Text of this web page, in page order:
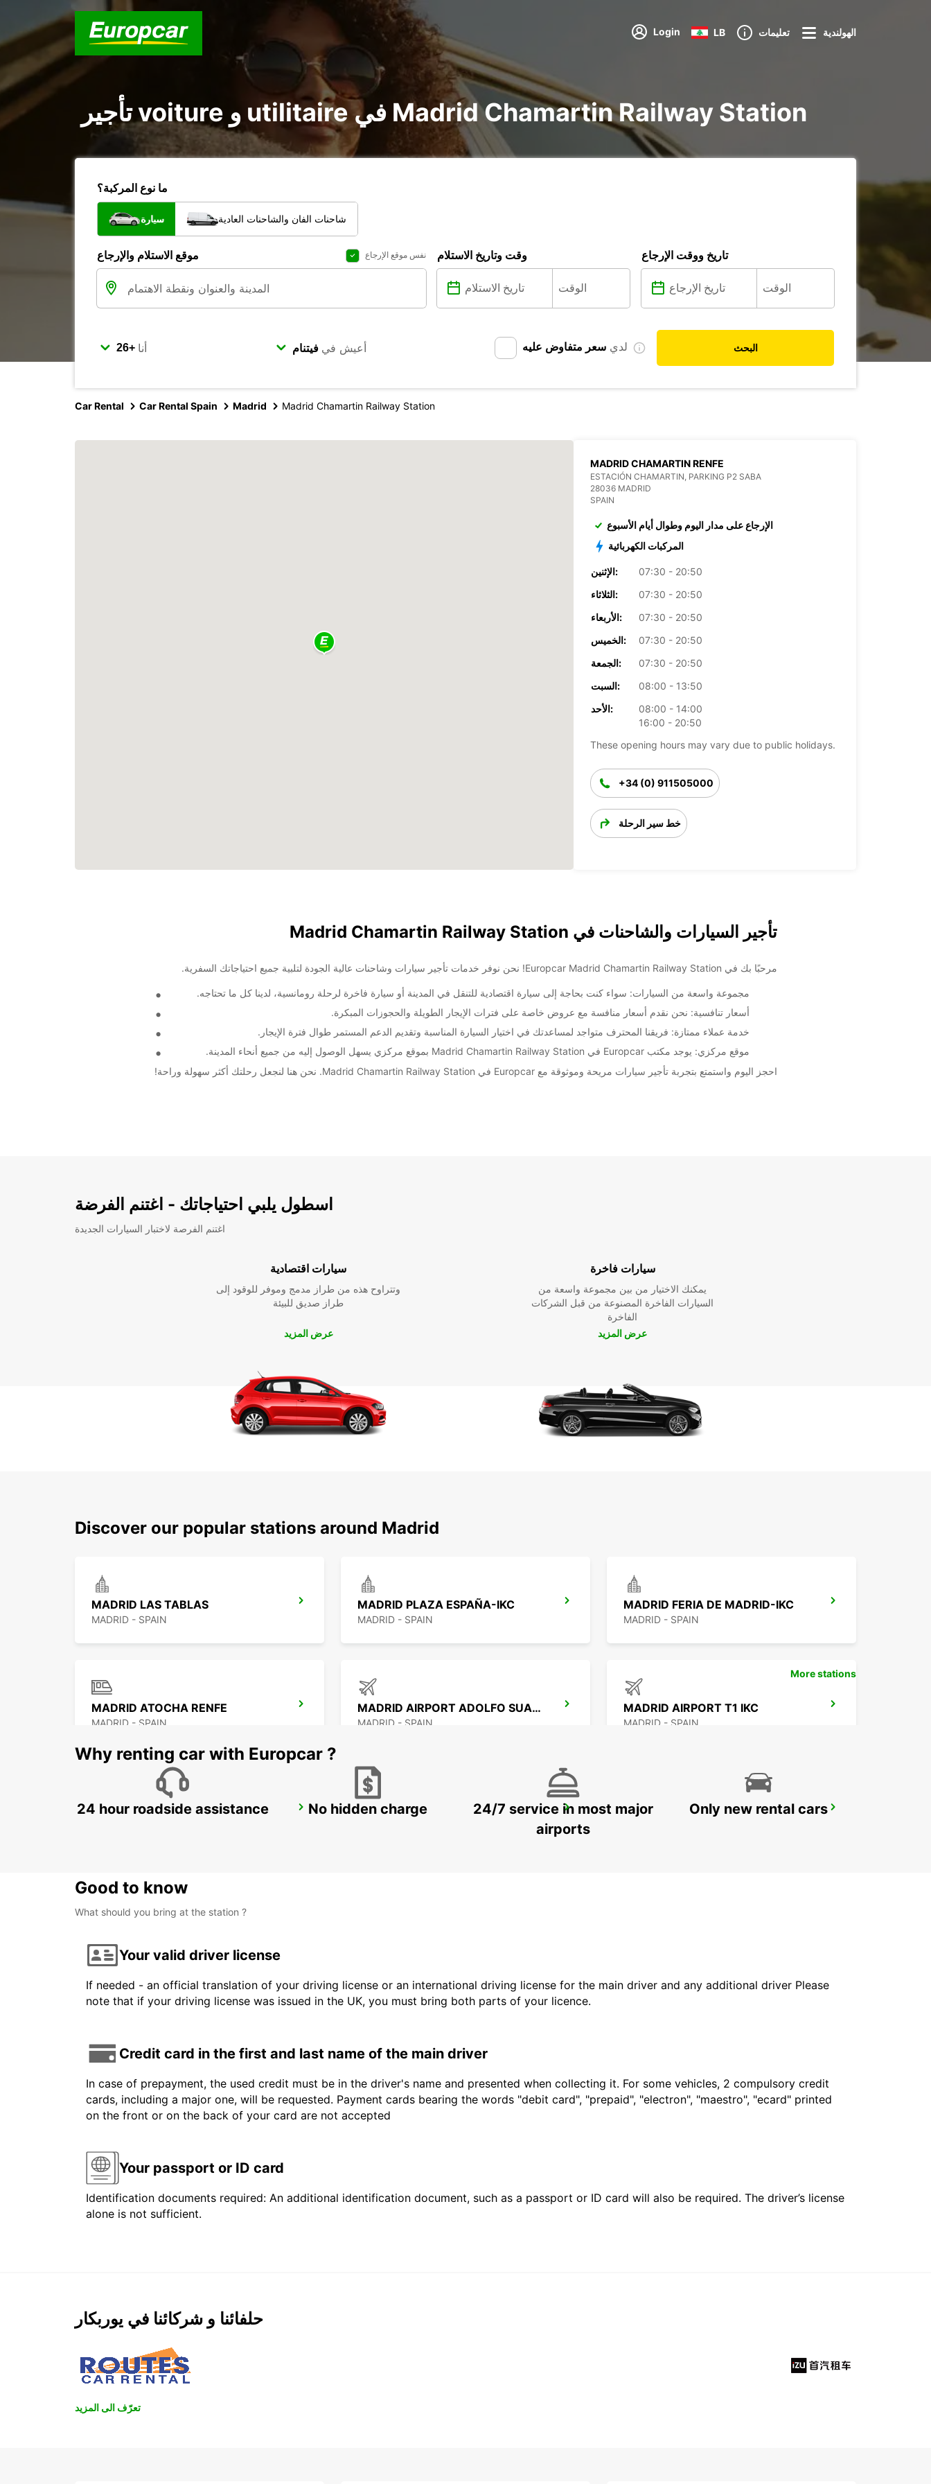
Login LB تعليمات الهولندية
تأجير voiture و utilitaire في Madrid Chamartin Railway Station
ما نوع المركبة؟
سيارة شاحنات الفان والشاحنات العادية
موقع الاستلام والإرجاع نفس موقع الإرجاع وقت وتاريخ الاستلام تاريخ ووقت الإرجاع
أنا أعيش في لدي سعر متفاوض عليه البحث
Car Rental Car Rental Spain Madrid Madrid Chamartin Railway Station
MADRID CHAMARTIN RENFE
ESTACIÓN CHAMARTIN, PARKING P2 SABA
28036 MADRID
SPAIN
الإرجاع على مدار اليوم وطوال أيام الأسبوع
المركبات الكهربائية
الإثنين:
07:30 - 20:50
الثلاثاء:
07:30 - 20:50
الأربعاء:
07:30 - 20:50
الخميس:
07:30 - 20:50
الجمعة:
07:30 - 20:50
السبت:
08:00 - 13:50
الأحد:
08:00 - 14:00
16:00 - 20:50
These opening hours may vary due to public holidays.
+34 (0) 911505000
خط سير الرحلة
تأجير السيارات والشاحنات في Madrid Chamartin Railway Station
مرحبًا بك في Europcar Madrid Chamartin Railway Station! نحن نوفر خدمات تأجير سيارات وشاحنات عالية الجودة لتلبية جميع احتياجاتك السفرية.
مجموعة واسعة من السيارات: سواء كنت بحاجة إلى سيارة اقتصادية للتنقل في المدينة أو سيارة فاخرة لرحلة رومانسية، لدينا كل ما تحتاجه.
أسعار تنافسية: نحن نقدم أسعار منافسة مع عروض خاصة على فترات الإيجار الطويلة والحجوزات المبكرة.
خدمة عملاء ممتازة: فريقنا المحترف متواجد لمساعدتك في اختيار السيارة المناسبة وتقديم الدعم المستمر طوال فترة الإيجار.
موقع مركزي: يوجد مكتب Europcar في Madrid Chamartin Railway Station بموقع مركزي يسهل الوصول إليه من جميع أنحاء المدينة.
احجز اليوم واستمتع بتجربة تأجير سيارات مريحة وموثوقة مع Europcar في Madrid Chamartin Railway Station. نحن هنا لنجعل رحلتك أكثر سهولة وراحة!
اسطول يلبي احتياجاتك - اغتنم الفرضة
اغتنم الفرصة لاختبار السيارات الجديدة
سيارات اقتصادية
وتتراوح هذه من طراز مدمج وموفر للوقود إلى
طراز صديق للبيئة
عرض المزيد
سيارات فاخرة
يمكنك الاختيار من بين مجموعة واسعة من
السيارات الفاخرة المصنوعة من قبل الشركات
الفاخرة
عرض المزيد
Discover our popular stations around Madrid
MADRID LAS TABLAS
MADRID - SPAIN
MADRID PLAZA ESPAÑA-IKC
MADRID - SPAIN
MADRID FERIA DE MADRID-IKC
MADRID - SPAIN
MADRID ATOCHA RENFE
MADRID - SPAIN
MADRID AIRPORT ADOLFO SUAREZ T4 IKC
MADRID - SPAIN
MADRID AIRPORT T1 IKC
MADRID - SPAIN
POZUELO DE ALARCON MADRID - LEGANES FURGONETAS TRES CANTOS
More stations
Why renting car with Europcar ?
24 hour roadside assistance No hidden charge
24/7 service in most major
airports
Only new rental cars
Good to know
What should you bring at the station ?
Your valid driver license
If needed - an official translation of your driving license or an international driving license for the main driver and any additional driver Please
note that if your driving license was issued in the UK, you must bring both parts of your licence.
Credit card in the first and last name of the main driver
In case of prepayment, the used credit must be in the driver's name and presented when collecting it. For some vehicles, 2 compulsory credit
cards, including a major one, will be requested. Payment cards bearing the words "debit card", "prepaid", "electron", "maestro", "ecard" printed
on the front or on the back of your card are not accepted
Your passport or ID card
Identification documents required: An additional identification document, such as a passport or ID card will also be required. The driver’s license
alone is not sufficient.
حلفائنا و شركائنا في يوربكار
تعرّف الى المزيد